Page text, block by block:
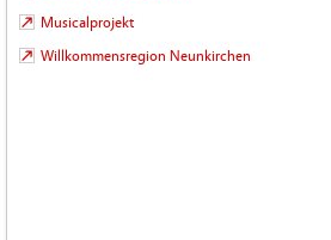
Musicalprojekt
Willkommensregion Neunkirchen